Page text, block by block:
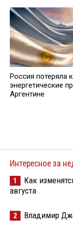
Россия потеряла
энергетические
Аргентине
Интересное за
1
Как
августа
2 Владимир